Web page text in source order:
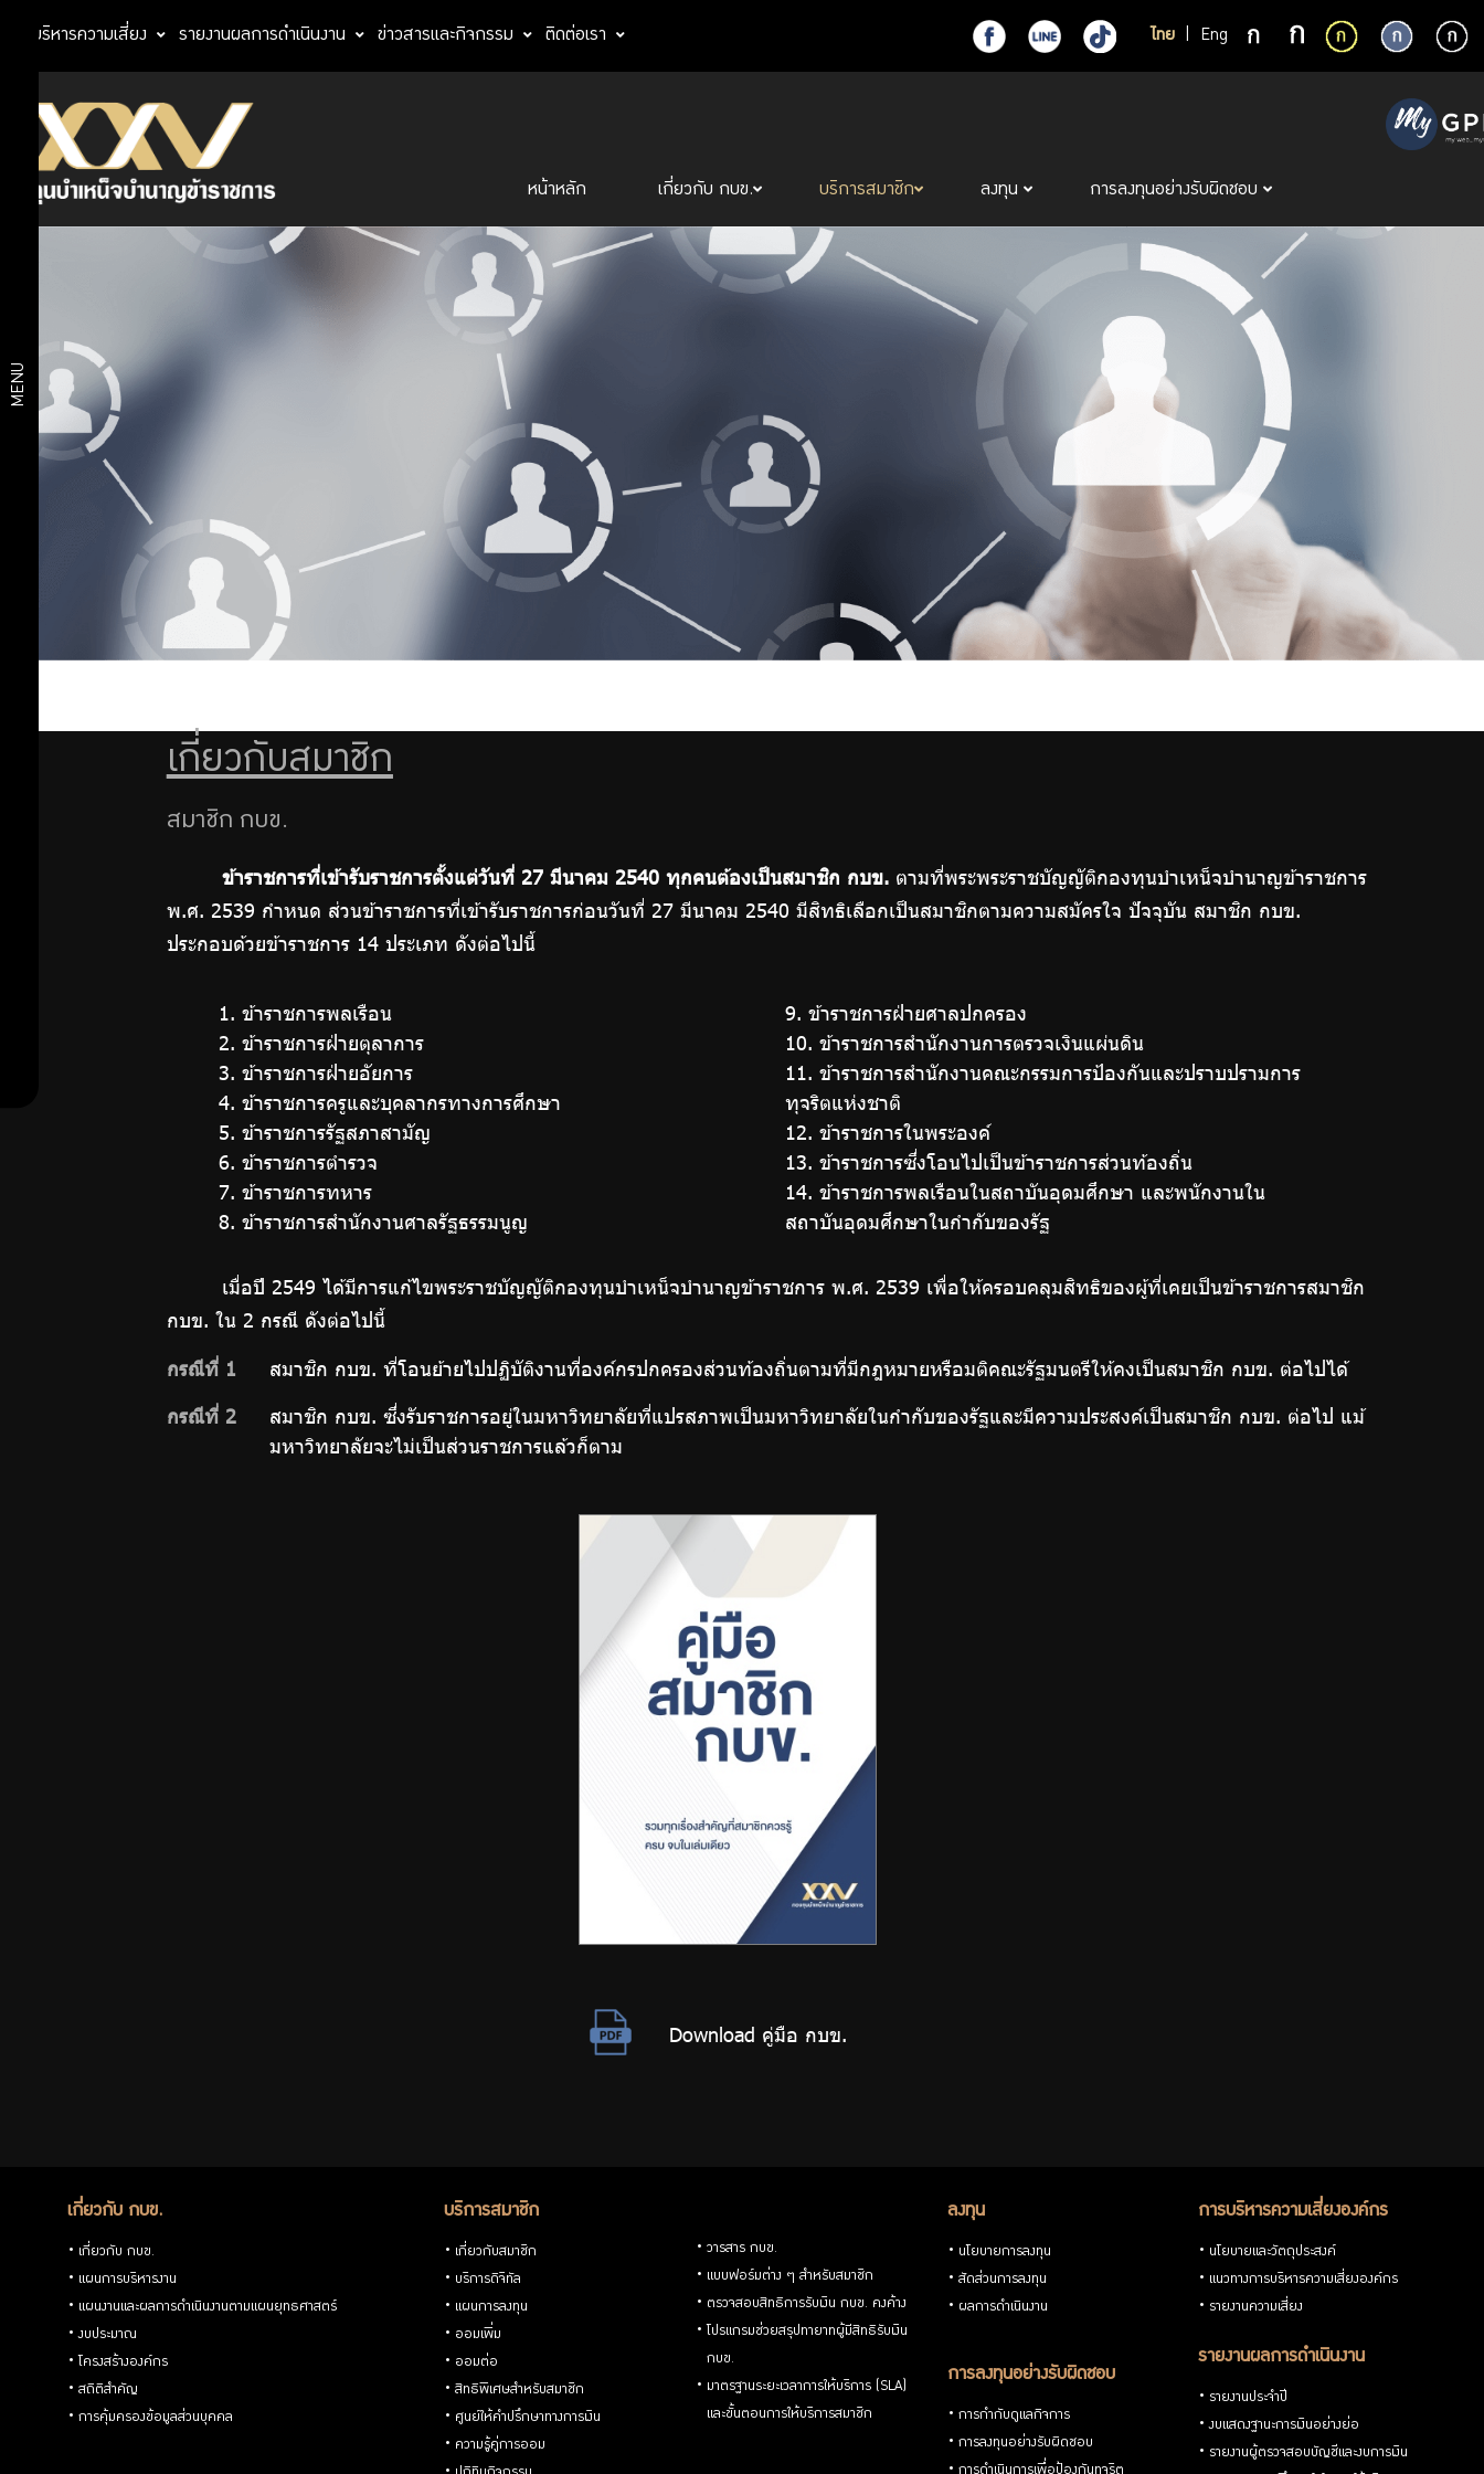
ไทย Eng
การบริหารความเสี่ยง รายงานผลการดำเนินงาน ข่าวสารและกิจกรรม ติดต่อเรา
หน้าหลัก เกี่ยวกับ กบข. บริการสมาชิก ลงทุน การลงทุนอย่างรับผิดชอบ
MENU
สมาชิก
ลงทุน
ออม
เพิ่ม
ต่างๆ
คู่มือหรือ
มาตรฐาน
สมาชิก
ออม
การ
สมาชิก
ภาพ
วิธีตรวจ
ตนเอง
เงิน
สมาชิกพ้น
สภาพ
เกี่ยวกับสมาชิก
สมาชิก กบข.
ข้าราชการที่เข้ารับราชการตั้งแต่วันที่ 27 มีนาคม 2540 ทุกคนต้องเป็นสมาชิก กบข.ตามที่พระพระราชบัญญัติกองทุนบำเหน็จบำนาญข้าราชการ
พ.ศ. 2539 กำหนด ส่วนข้าราชการที่เข้ารับราชการก่อนวันที่ 27 มีนาคม 2540 มีสิทธิเลือกเป็นสมาชิกตามความสมัครใจ ปัจจุบัน สมาชิก กบข.
ประกอบด้วยข้าราชการ 14 ประเภท ดังต่อไปนี้
1. ข้าราชการพลเรือน
2. ข้าราชการฝ่ายตุลาการ
3. ข้าราชการฝ่ายอัยการ
4. ข้าราชการครูและบุคลากรทางการศึกษา
5. ข้าราชการรัฐสภาสามัญ
6. ข้าราชการตำรวจ
7. ข้าราชการทหาร
8. ข้าราชการสำนักงานศาลรัฐธรรมนูญ
9. ข้าราชการฝ่ายศาลปกครอง
10. ข้าราชการสำนักงานการตรวจเงินแผ่นดิน
11. ข้าราชการสำนักงานคณะกรรมการป้องกันและปราบปรามการ
ทุจริตแห่งชาติ
12. ข้าราชการในพระองค์
13. ข้าราชการซึ่งโอนไปเป็นข้าราชการส่วนท้องถิ่น
14. ข้าราชการพลเรือนในสถาบันอุดมศึกษา และพนักงานใน
สถาบันอุดมศึกษาในกำกับของรัฐ
เมื่อปี 2549 ได้มีการแก้ไขพระราชบัญญัติกองทุนบำเหน็จบำนาญข้าราชการ พ.ศ. 2539 เพื่อให้ครอบคลุมสิทธิของผู้ที่เคยเป็นข้าราชการสมาชิก
กบข. ใน 2 กรณี ดังต่อไปนี้
กรณีที่ 1
สมาชิก กบข. ที่โอนย้ายไปปฏิบัติงานที่องค์กรปกครองส่วนท้องถิ่นตามที่มีกฎหมายหรือมติคณะรัฐมนตรีให้คงเป็นสมาชิก กบข. ต่อไปได้
กรณีที่ 2
สมาชิก กบข. ซึ่งรับราชการอยู่ในมหาวิทยาลัยที่แปรสภาพเป็นมหาวิทยาลัยในกำกับของรัฐและมีความประสงค์เป็นสมาชิก กบข. ต่อไป แม้
มหาวิทยาลัยจะไม่เป็นส่วนราชการแล้วก็ตาม
Download คู่มือ กบข.
เกี่ยวกับ กบข.
เกี่ยวกับ กบข.
แผนการบริหารงาน
แผนงานและผลการดำเนินงานตามแผนยุทธศาสตร์
งบประมาณ
โครงสร้างองค์กร
สถิติสำคัญ
การคุ้มครองข้อมูลส่วนบุคคล
บริการสมาชิก
เกี่ยวกับสมาชิก
บริการดิจิทัล
แผนการลงทุน
ออมเพิ่ม
ออมต่อ
สิทธิพิเศษสำหรับสมาชิก
ศูนย์ให้คำปรึกษาทางการเงิน
ความรู้คู่การออม
วารสาร กบข.
แบบฟอร์มต่าง ๆ สำหรับสมาชิก
ตรวจสอบสิทธิการรับเงิน กบข. คงค้าง
โปรแกรมช่วยสรุปทายาทผู้มีสิทธิรับเงิน
กบข.
มาตรฐานระยะเวลาการให้บริการ (SLA)
และขั้นตอนการให้บริการสมาชิก
ลงทุน
นโยบายการลงทุน
สัดส่วนการลงทุน
ผลการดำเนินงาน
การลงทุนอย่างรับผิดชอบ
การกำกับดูแลกิจการ
การลงทุนอย่างรับผิดชอบ
การดำเนินการเพื่อป้องกันทุจริต
การบริหารความเสี่ยงองค์กร
นโยบายและวัตถุประสงค์
แนวทางการบริหารความเสี่ยงองค์กร
รายงานความเสี่ยง
รายงานผลการดำเนินงาน
รายงานประจำปี
งบแสดงฐานะการเงินอย่างย่อ
รายงานผู้ตรวจสอบบัญชีและงบการเงิน